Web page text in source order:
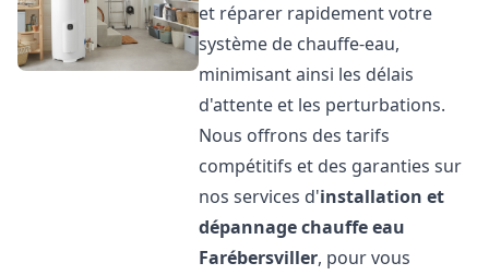
et réparer rapidement votre
système de chauffe-eau,
minimisant ainsi les délais
d'attente et les perturbations.
Nous offrons des tarifs
compétitifs et des garanties sur
nos services d'installation et
dépannage chauffe eau
Farébersviller, pour vous